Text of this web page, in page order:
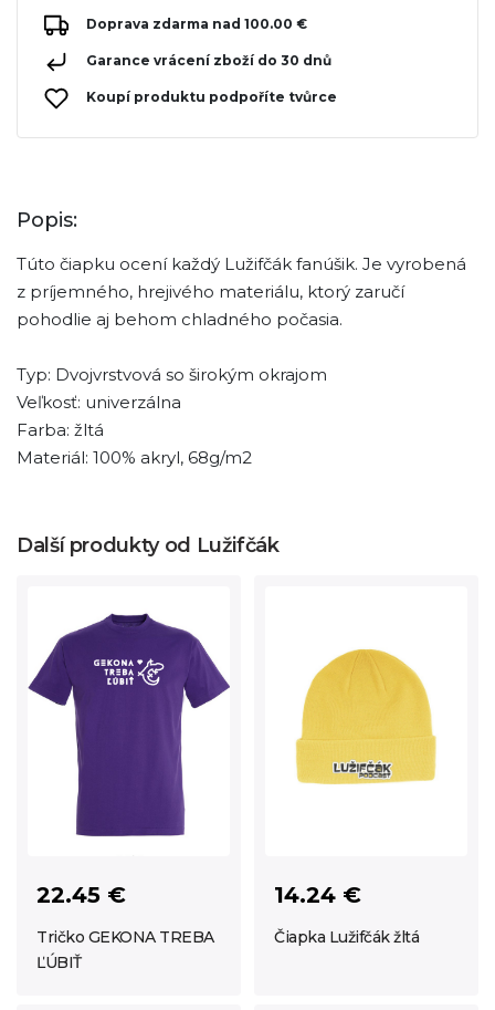
Doprava zdarma nad 100.00 €
Garance vrácení zboží do 30 dnů
Koupí produktu podpoříte tvůrce
Popis:
Túto čiapku ocení každý Lužifčák fanúšik. Je vyrobená
z príjemného, hrejivého materiálu, ktorý zaručí
pohodlie aj behom chladného počasia.
Typ: Dvojvrstvová so širokým okrajom
Veľkosť: univerzálna
Farba: žltá
Materiál: 100% akryl, 68g/m2
Další produkty od Lužifčák
22.45 €
Tričko GEKONA TREBA
ĽÚBIŤ
14.24 €
Čiapka Lužifčák žltá